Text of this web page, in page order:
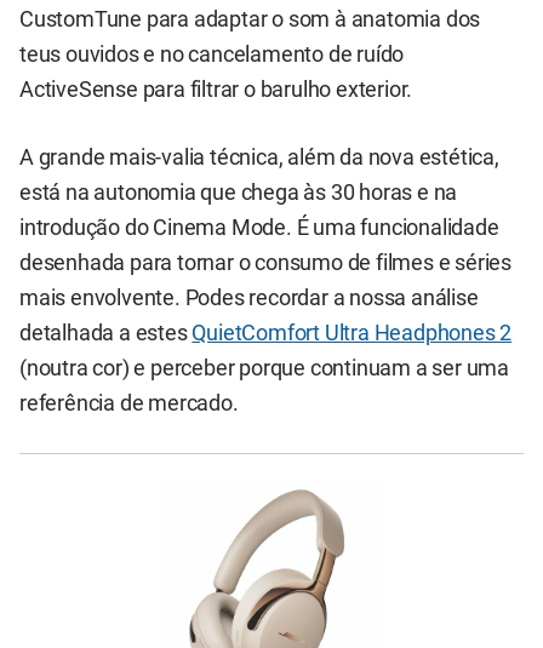
CustomTune para adaptar o som à anatomia dos
teus ouvidos e no cancelamento de ruído
ActiveSense para filtrar o barulho exterior.
A grande mais-valia técnica, além da nova estética,
está na autonomia que chega às 30 horas e na
introdução do Cinema Mode. É uma funcionalidade
desenhada para tornar o consumo de filmes e séries
mais envolvente. Podes recordar a nossa análise
detalhada a estes QuietComfort Ultra Headphones 2
(noutra cor) e perceber porque continuam a ser uma
referência de mercado.